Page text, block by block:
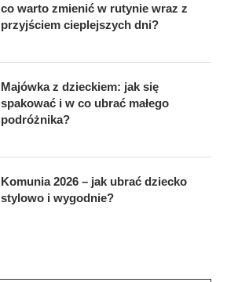
co warto zmienić w rutynie wraz z
przyjściem cieplejszych dni?
Majówka z dzieckiem: jak się
spakować i w co ubrać małego
podróżnika?
Komunia 2026 – jak ubrać dziecko
stylowo i wygodnie?